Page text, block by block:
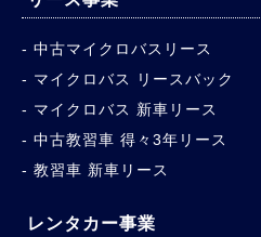
中古マイクロバスリース
マイクロバス リースバック
マイクロバス 新車リース
中古教習車 得々3年リース
教習車 新車リース
レンタカー事業